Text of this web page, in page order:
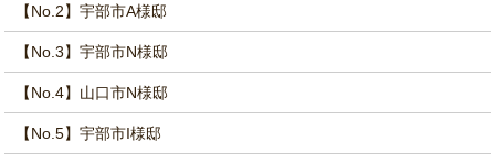
【No.2】宇部市A様邸
【No.3】宇部市N様邸
【No.4】山口市N様邸
【No.5】宇部市I様邸